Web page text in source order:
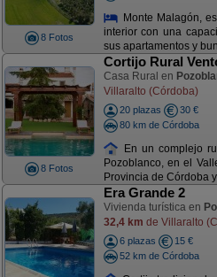
8 Fotos
Monte Malagón,
interior con una
sus apartamentos y
8 Fotos
Cortijo Rural
Casa Rural en
Villaralto (Córdoba)
20 plazas
30 €
80 km de Córdoba
En un complejo
Pozoblanco, en el
Provincia de Córdoba
Era Grande 2
Vivienda turística en
32,4 km de Villaralto
6 plazas
15 €
52 km de Córdoba